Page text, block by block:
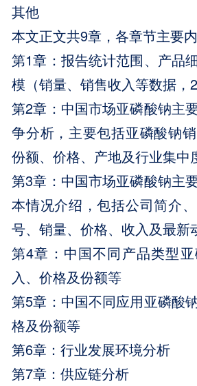
其他
本文正文共9章，各章节主要
第1章：报告统计范围、产品
模（销量、销售收入等数据，
第2章：中国市场亚磷酸钠主
争分析，主要包括亚磷酸钠
份额、价格、产地及行业集中
第3章：中国市场亚磷酸钠主
本情况介绍，包括公司简介
号、销量、价格、收入及最新
第4章：中国不同产品类型
入、价格及份额等
第5章：中国不同应用亚磷酸
格及份额等
第6章：行业发展环境分析
第7章：供应链分析